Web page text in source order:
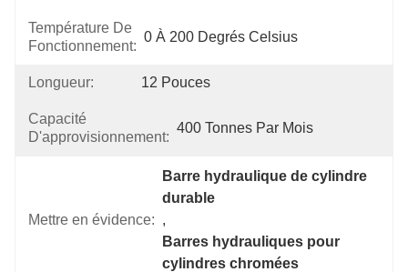
Température De
Fonctionnement:
0 À 200 Degrés Celsius
Longueur: 12 Pouces
Capacité
D'approvisionnement:
400 Tonnes Par Mois
Mettre en évidence:
Barre hydraulique de cylindre
durable
,
Barres hydrauliques pour
cylindres chromées